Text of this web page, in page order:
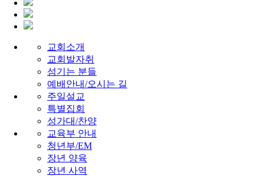
교회소개
교회발자취
섬기는 분들
예배안내/오시는 길
주일설교
특별집회
성가대/찬양
교육부 안내
청년부/EM
장년 양육
장년 사역